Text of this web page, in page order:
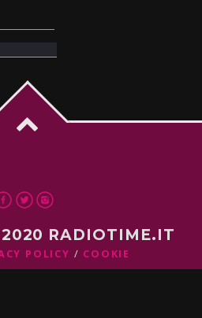
RADIOTIME.IT
POLICY COOKIE